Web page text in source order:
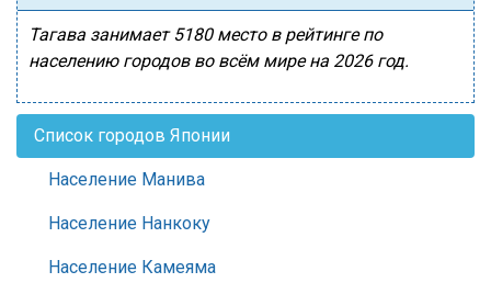
Тагава занимает 5180 место в рейтинге по
населению городов во всём мире на 2026 год.
Список городов Японии
Население Манива
Население Нанкоку
Население Камеяма